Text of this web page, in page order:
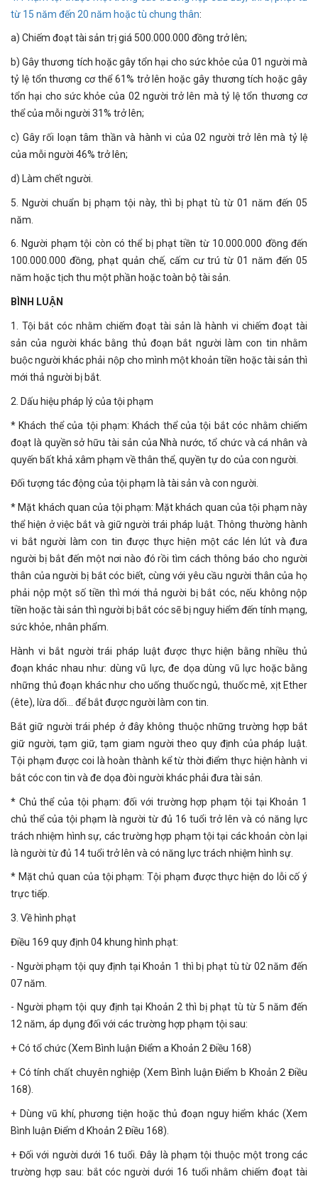
từ 15 năm đến 20 năm hoặc tù chung thân:
a) Chiếm đoạt tài sản trị giá 500.000.000 đồng trở lên;
b) Gây thương tích hoặc gây tổn hại cho sức khỏe của 01 người mà
tỷ lệ tổn thương cơ thể 61% trở lên hoặc gây thương tích hoặc gây
tổn hại cho sức khỏe của 02 người trở lên mà tỷ lệ tổn thương cơ
thể của mỗi người 31% trở lên;
c) Gây rối loạn tâm thần và hành vi của 02 người trở lên mà tỷ lệ
của mỗi người 46% trở lên;
d) Làm chết người.
5. Người chuẩn bị phạm tội này, thì bị phạt tù từ 01 năm đến 05
năm.
6. Người phạm tội còn có thể bị phạt tiền từ 10.000.000 đồng đến
100.000.000 đồng, phạt quản chế, cấm cư trú từ 01 năm đến 05
năm hoặc tịch thu một phần hoặc toàn bộ tài sản.
BÌNH LUẬN
1. Tội bắt cóc nhằm chiếm đoạt tài sản là hành vi chiếm đoạt tài
sản của người khác bằng thủ đoạn bắt người làm con tin nhằm
buộc người khác phải nộp cho mình một khoản tiền hoặc tài sản thì
mới thả người bị bắt.
2. Dấu hiệu pháp lý của tội phạm
* Khách thể của tội phạm: Khách thể của tội bắt cóc nhằm chiếm
đoạt là quyền sở hữu tài sản của Nhà nước, tổ chức và cá nhân và
quyến bất khả xâm phạm về thân thể, quyền tự do của con người.
Đối tượng tác động của tội phạm là tài sản và con người.
* Mặt khách quan của tội phạm: Mặt khách quan của tội phạm này
thể hiện ở việc bắt và giữ người trái pháp luật. Thông thường hành
vi bắt người làm con tin được thực hiện một các lén lút và đưa
người bị bắt đến một nơi nào đó rồi tìm cách thông báo cho người
thân của người bị bắt cóc biết, cùng với yêu cầu người thân của họ
phải nộp một số tiền thì mới thả người bị bắt cóc, nếu không nộp
tiền hoặc tài sản thì người bị bắt cóc sẽ bị nguy hiểm đến tính mạng,
sức khỏe, nhân phẩm.
Hành vi bắt người trái pháp luật được thực hiện bằng nhiều thủ
đoạn khác nhau như: dùng vũ lực, đe dọa dùng vũ lực hoặc bằng
những thủ đoạn khác như cho uống thuốc ngủ, thuốc mê, xịt Ether
(ête), lừa dối... để bắt được người làm con tin.
Bắt giữ người trái phép ở đây không thuộc những trường hợp bắt
giữ người, tạm giữ, tạm giam người theo quy định của pháp luật.
Tội phạm được coi là hoàn thành kể từ thời điểm thực hiện hành vi
bắt cóc con tin và đe dọa đòi người khác phải đưa tài sản.
* Chủ thể của tội phạm: đối với trường hợp phạm tội tại Khoản 1
chủ thể của tội phạm là người từ đủ 16 tuổi trở lên và có năng lực
trách nhiệm hình sự, các trường hợp phạm tội tại các khoản còn lại
là người từ đủ 14 tuổi trở lên và có năng lực trách nhiệm hình sự.
* Mặt chủ quan của tội phạm: Tội phạm được thực hiện do lỗi cố ý
trực tiếp.
3. Về hình phạt
Điều 169 quy định 04 khung hình phạt:
- Người phạm tội quy định tại Khoản 1 thì bị phạt tù từ 02 năm đến
07 năm.
- Người phạm tội quy định tại Khoản 2 thì bị phạt tù từ 5 năm đến
12 năm, áp dụng đối với các trường hợp phạm tội sau:
+ Có tổ chức (Xem Bình luận Điểm a Khoản 2 Điều 168)
+ Có tính chất chuyên nghiệp (Xem Bình luận Điểm b Khoản 2 Điều
168).
+ Dùng vũ khí, phương tiện hoặc thủ đoạn nguy hiểm khác (Xem
Bình luận Điểm d Khoản 2 Điều 168).
+ Đối với người dưới 16 tuổi. Đây là phạm tội thuộc một trong các
trường hợp sau: bắt cóc người dưới 16 tuổi nhằm chiếm đoạt tài